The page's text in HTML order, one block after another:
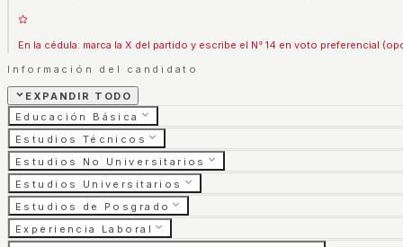
En la cédula: marca la X del partido y escribe el N° 14 en voto preferencial
Información del candidato
EXPANDIR TODO
Educación Básica
Estudios Técnicos
Estudios No Universitarios
Estudios Universitarios
Estudios de Posgrado
Experiencia Laboral